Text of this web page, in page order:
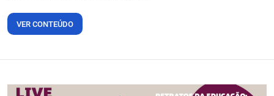
VER CONTEÚDO